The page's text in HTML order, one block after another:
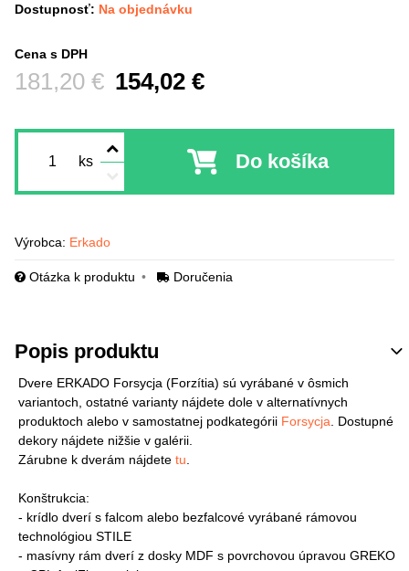
Dostupnosť: Na objednávku
Cena s DPH
154,02 €
Pred zľavou:
181,20 €
ks Do košíka
Výrobca: Erkado
Otázka k produktu Doručenia
Popis produktu
Dvere ERKADO Forsycja (Forzítia) sú vyrábané v ôsmich
variantoch, ostatné varianty nájdete dole v alternatívnych
produktoch alebo v samostatnej podkategórii Forsycja . Dostupné
dekory nájdete nižšie v galérii.
Zárubne k dverám nájdete tu
Konštrukcia:
- krídlo dverí s falcom alebo bezfalcové vyrábané rámovou
technológiou STILE
- masívny rám dverí z dosky MDF s povrchovou úpravou GREKO